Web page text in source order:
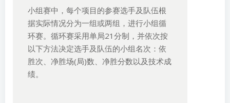
小组赛中，每个项目的参赛选手及队伍根
据实际情况分为一组或两组，进行小组循
环赛。循环赛采用单局21分制，并依次按
以下方法决定选手及队伍的小组名次：依
胜次、净胜场(局)数、净胜分数以及技术成
绩。